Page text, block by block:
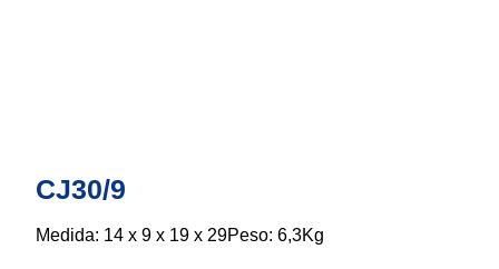
CJ30/9
Medida: 14 x 9 x 19 x 29Peso: 6,3Kg